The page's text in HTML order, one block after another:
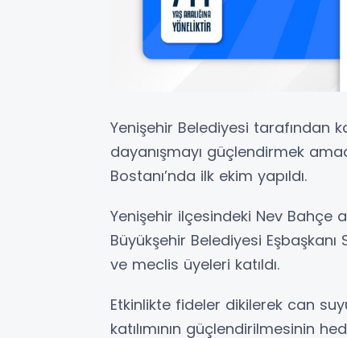
Yenişehir Belediyesi tarafından
dayanışmayı güçlendirmek
Bostanı’nda ilk ekim yapıldı.
Yenişehir ilçesindeki Nev Bahçe
Büyükşehir Belediyesi
ve meclis üyeleri katıldı.
Etkinlikte fideler dikilerek can
katılımının güçlendirilmesinin